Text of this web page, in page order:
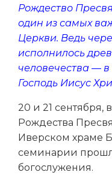
Рождество
один из самых
Церкви. Ведь
исполнилось
человечества —
Господь Иисус
20 и 21 сентября,
Рождества
Иверском храме
семинарии
богослужения.